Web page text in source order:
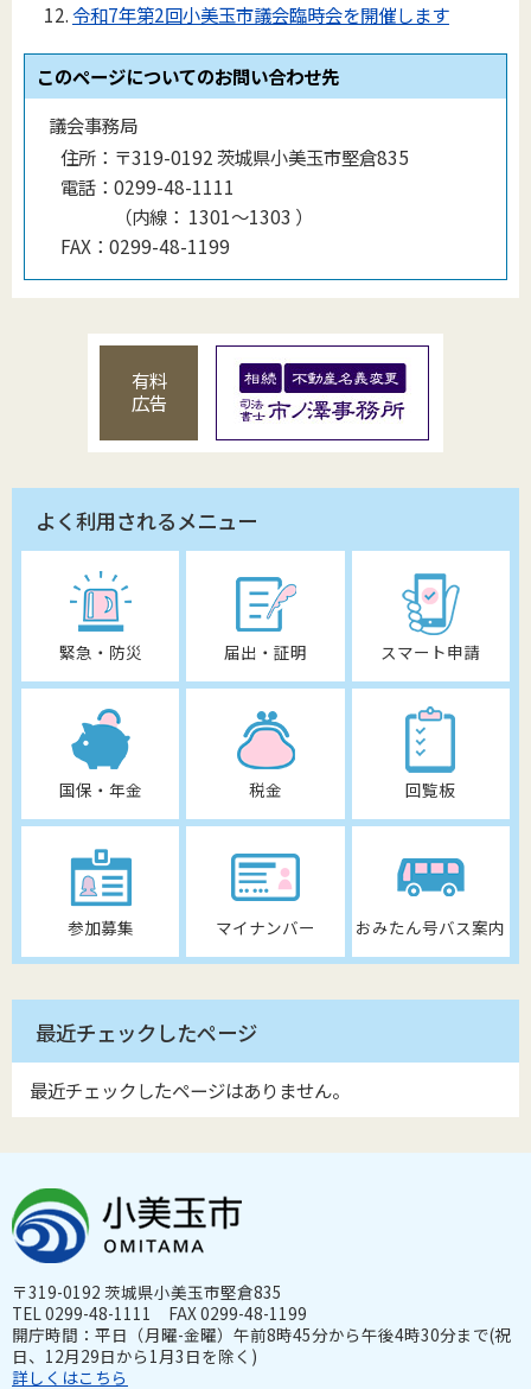
令和7年第2回小美玉市議会臨時会を開催します
このページについてのお問い合わせ先
議会事務局
住所： 〒319-0192 茨城県小美玉市堅倉835
電話： 0299-48-1111
（内線 ： 1301〜1303 ）
FAX： 0299-48-1199
有料
広告
よく利用されるメニュー
緊急・防災 届出・証明 スマート申請
国保・年金 税金 回覧板
参加募集 マイナンバー おみたん号バス案内
最近チェックしたページ
最近チェックしたページはありません。
〒319-0192 茨城県小美玉市堅倉835
TEL 0299-48-1111 FAX 0299-48-1199
開庁時間：平日（月曜-金曜）午前8時45分から午後4時30分まで(祝
日、12月29日から1月3日を除く)
詳しくはこちら